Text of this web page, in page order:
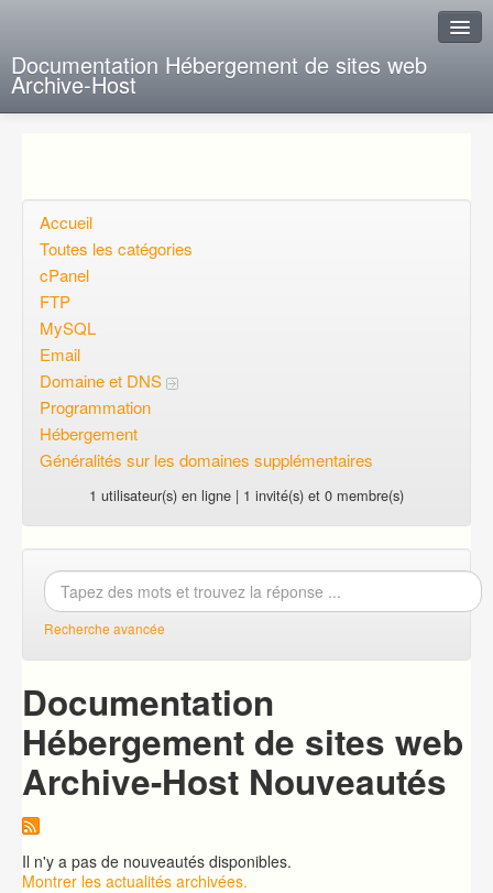
Documentation Hébergement de sites web
Archive-Host
Questions ouvertes
Voulez-vous vous inscrire?
Connexion
Accueil
Toutes les catégories
cPanel
FTP
MySQL
Email
Domaine et DNS
Programmation
Hébergement
Généralités sur les domaines supplémentaires
1 utilisateur(s) en ligne | 1 invité(s) et 0 membre(s)
Recherche avancée
Documentation
Hébergement de sites web
Archive-Host Nouveautés
Il n'y a pas de nouveautés disponibles.
Montrer les actualités archivées.